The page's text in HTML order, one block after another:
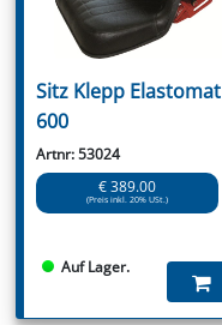
Sitz Klepp Elastomat
600
Artnr: 53024
€ 389.00
(Preis inkl. 20% USt.)
Auf Lager.